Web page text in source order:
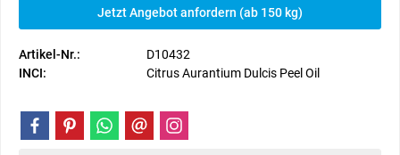
Jetzt Angebot anfordern (ab 150 kg)
Artikel-Nr.:
D10432
INCI:
Citrus Aurantium Dulcis Peel Oil